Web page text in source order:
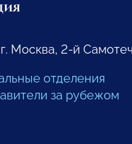
г. Москва, 2-й
отделения
за рубежом